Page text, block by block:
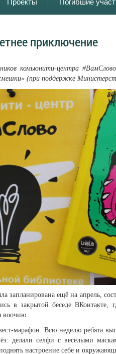
Проекты Погибшие
приключение
комьюнити-центра
(при поддержке
запланирована ещё на апрель,
в закрытой беседе
воочию.
марафон. Всю неделю ребята
делали селфи с весёлыми
настроение себе и